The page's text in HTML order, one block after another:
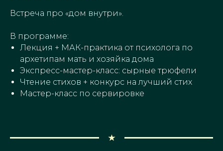
Встреча про «дом внутри».
В программе:
Лекция + МАК-практика от психолога по
архетипам мать и хозяйка дома
Экспресс-мастер-класс: сырные трюфели
Чтение стихов + конкурс на лучший стих
Мастер-класс по сервировке